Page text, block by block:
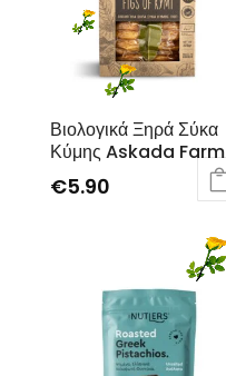
Βιολογικά Ξηρά Σύκα
Κύμης Askada Farm
€5.90